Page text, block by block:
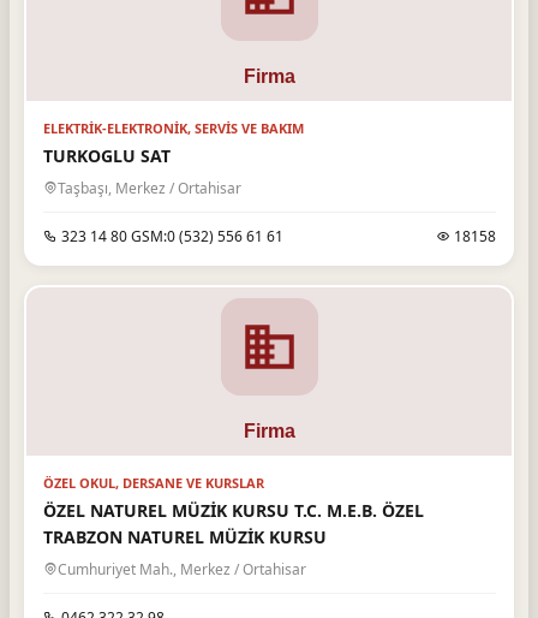
ELEKTRIK-ELEKTRONIK, SERVIS VE BAKIM
TURKOGLU SAT
Taşbaşı, Merkez / Ortahisar
323 14 80 GSM:0 (532) 556 61 61 18158
ÖZEL OKUL, DERSANE VE KURSLAR
ÖZEL NATUREL MÜZİK KURSU T.C. M.E.B. ÖZEL
TRABZON NATUREL MÜZİK KURSU
Cumhuriyet Mah., Merkez / Ortahisar